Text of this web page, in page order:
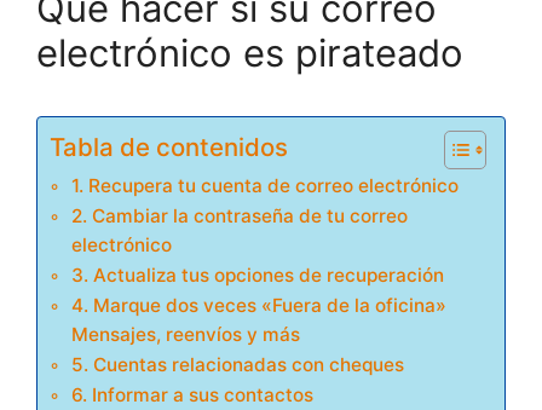
electrónico es pirateado
Tabla de contenidos
1. Recupera tu cuenta de correo electrónico
2. Cambiar la contraseña de tu correo
electrónico
3. Actualiza tus opciones de recuperación
4. Marque dos veces «Fuera de la oficina»
Mensajes, reenvíos y más
5. Cuentas relacionadas con cheques
6. Informar a sus contactos